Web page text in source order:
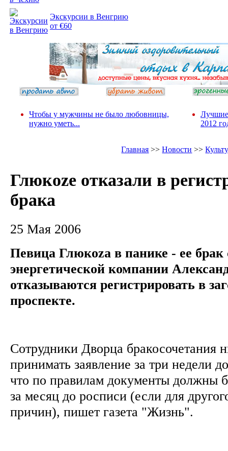
Экскурсии в Венгрию
от €60
Чтобы у мужчины не было любовницы,
нужно уметь...
Лучшие
2012
Главная >>Новости >>
Глюкоzе отказали в
брака
25 Мая 2006
Певица Глюкоzа в панике - ее
энергетической компании
отказываются регистрировать в
проспекте.
Сотрудники Дворца бракосочетания
принимать заявление за три недели
что по правилам документы должны
за месяц до росписи (если для
причин), пишет газета "Жизнь".